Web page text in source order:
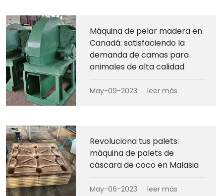
Máquina de pelar madera en
Canadá: satisfaciendo la
demanda de camas para
animales de alta calidad
May-09-2023 leer más
Revoluciona tus palets:
máquina de palets de
cáscara de coco en Malasia
May-06-2023 leer más